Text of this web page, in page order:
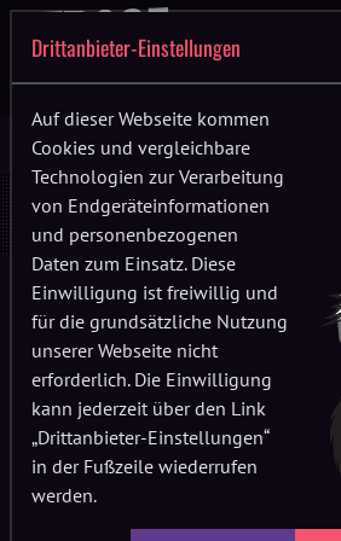
genelle
Drittanbieter-Einstellungen
Auf dieser Webseite kommen
Cookies und vergleichbare
Technologien zur Verarbeitung
von Endgeräteinformationen
und personenbezogenen
Daten zum Einsatz. Diese
Einwilligung ist freiwillig und
für die grundsätzliche Nutzung
unserer Webseite nicht
erforderlich. Die Einwilligung
kann jederzeit über den Link
„Drittanbieter-Einstellungen“
in der Fußzeile wiederrufen
werden.